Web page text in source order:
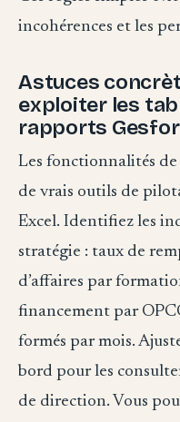
incohérences et les
Astuces
exploiter les
rapports
Les fonctionnalités
de vrais outils de
Excel. Identifiez les
stratégie : taux de
d’affaires par
financement par
formés par mois.
bord pour les
de direction. Vous